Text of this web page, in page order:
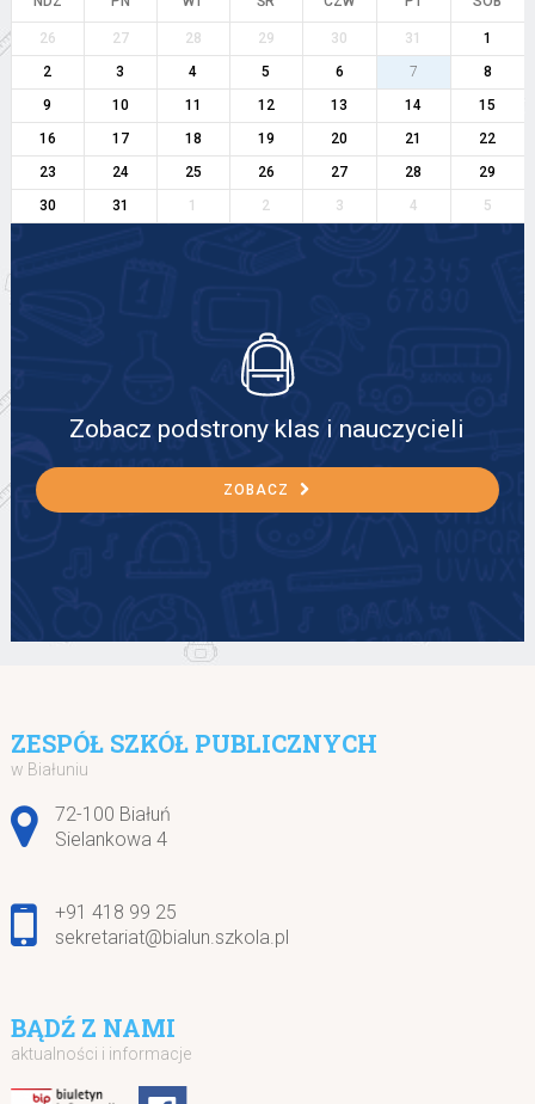
26 27 28 29 30 31
1
2
3 4 5 6 7
8
9
10 11 12 13 14
15
16
17 18 19 20 21
22
23
24 25 26 27 28
29
30
31 1 2 3 4 5
Zobacz podstrony klas i nauczycieli
ZOBACZ
ZESPÓŁ SZKÓŁ PUBLICZNYCH
w Białuniu
Adres pocztowy:
72-100 Białuń
Sielankowa 4
+91 418 99 25
sekretariat@bialun.szkola.pl
BĄDŹ Z NAMI
aktualności i informacje